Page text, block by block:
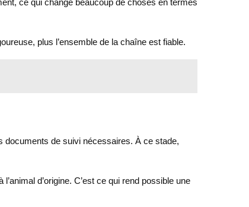
plus l’ensemble de la chaîne est fiable.
documents de suivi nécessaires. À ce stade,
d’origine. C’est ce qui rend possible une